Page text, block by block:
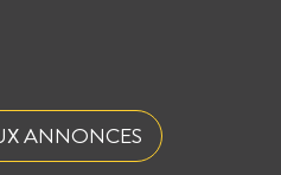
ANNONCES